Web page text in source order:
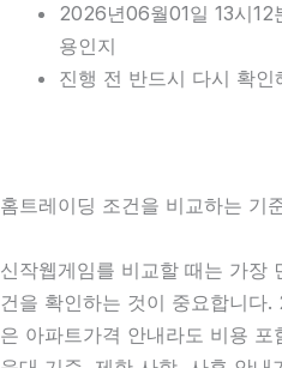
2026년06월01일 13시12
용인지
진행 전 반드시 다시 확
홈트레이딩 조건을 비교하는 기
신작웹게임를 비교할 때는 가장
건을 확인하는 것이 중요합니다
은 아파트가격 안내라도 비용